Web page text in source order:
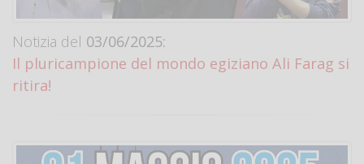
Notizia del 03/06/2025:
Il pluricampione del mondo egiziano Ali Farag si
ritira!